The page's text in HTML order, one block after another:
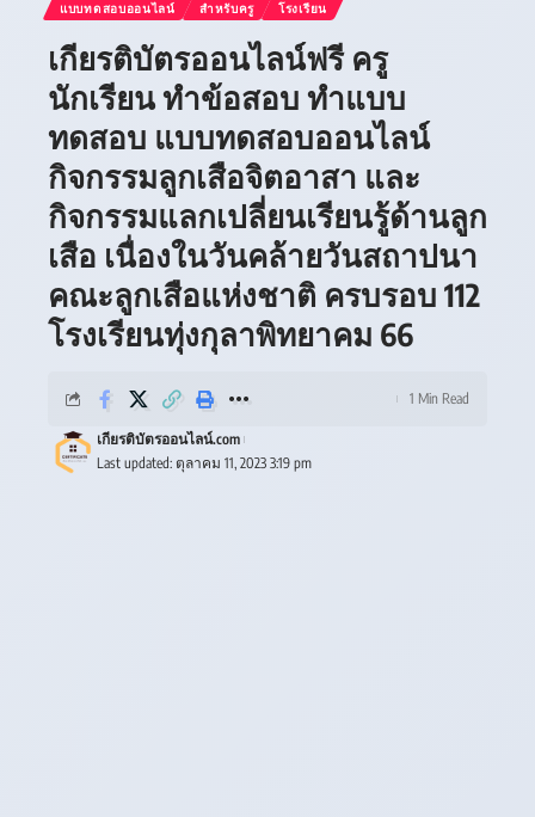
แบบทดสอบออนไลน์ สำหรับครู โรงเรียน
เกียรติบัตรออนไลน์ฟรี ครู
นักเรียน ทำข้อสอบ ทำแบบ
ทดสอบ แบบทดสอบออนไลน์
กิจกรรมลูกเสือจิตอาสา และ
กิจกรรมแลกเปลี่ยนเรียนรู้ด้านลูก
เสือ เนื่องในวันคล้ายวันสถาปนา
คณะลูกเสือแห่งชาติ ครบรอบ 112
โรงเรียนทุ่งกุลาพิทยาคม 66
Last updated: ตุลาคม 11, 2023 3:19 pm
เกียรติบัตรออนไลน์.com
1 Min Read